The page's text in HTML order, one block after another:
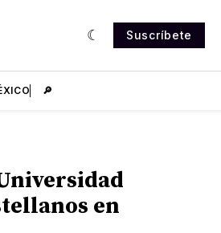
Suscríbete
🔎
en